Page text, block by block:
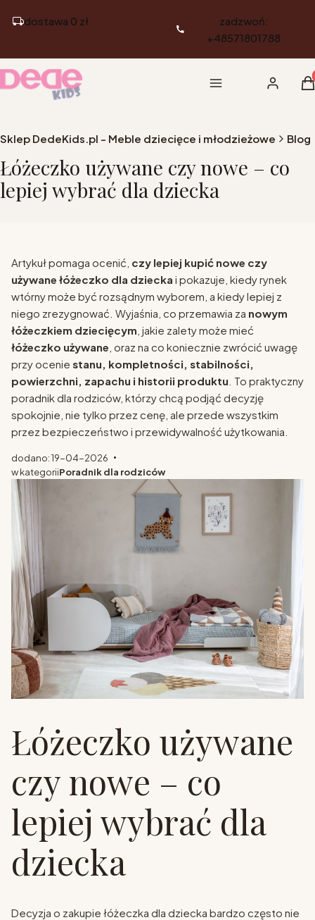
dostawa 0 zł
zadzwoń:
+48571801788
Menu Zaloguj się
Sklep DedeKids.pl - Meble dziecięce i młodzieżowe Blog
Łóżeczko używane czy nowe – co
lepiej wybrać dla dziecka
Artykuł pomaga ocenić, czy lepiej kupić nowe czy
używane łóżeczko dla dziecka i pokazuje, kiedy rynek
wtórny może być rozsądnym wyborem, a kiedy lepiej z
niego zrezygnować. Wyjaśnia, co przemawia za nowym
łóżeczkiem dziecięcym , jakie zalety może mieć
łóżeczko używane , oraz na co koniecznie zwrócić uwagę
przy ocenie stanu, kompletności, stabilności,
powierzchni, zapachu i historii produktu . To praktyczny
poradnik dla rodziców, którzy chcą podjąć decyzję
spokojnie, nie tylko przez cenę, ale przede wszystkim
przez bezpieczeństwo i przewidywalność użytkowania.
dodano: 19-04-2026
w kategoriiPoradnik dla rodziców
Łóżeczko używane
czy nowe – co
lepiej wybrać dla
dziecka
Decyzja o zakupie łóżeczka dla dziecka bardzo często nie